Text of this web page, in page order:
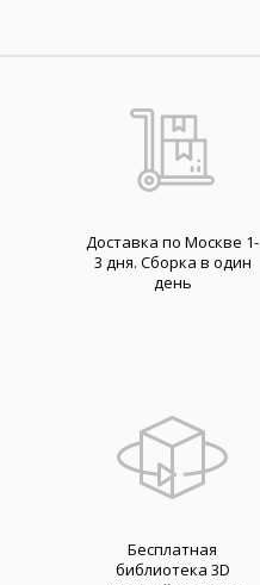
Доставка по Москве 1-
3 дня. Cборка в один
день
Бесплатная
библиотека 3D